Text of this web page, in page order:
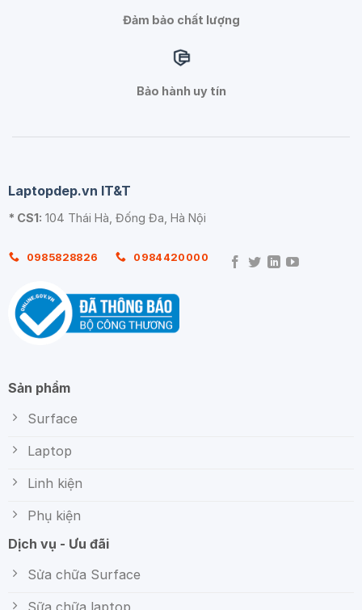
Đảm bảo chất lượng
Bảo hành uy tín
Laptopdep.vn IT&T
* CS1: 104 Thái Hà, Đống Đa, Hà Nội
0985828826 0984420000
Sản phẩm
Surface
Laptop
Linh kiện
Phụ kiện
Dịch vụ - Ưu đãi
Sửa chữa Surface